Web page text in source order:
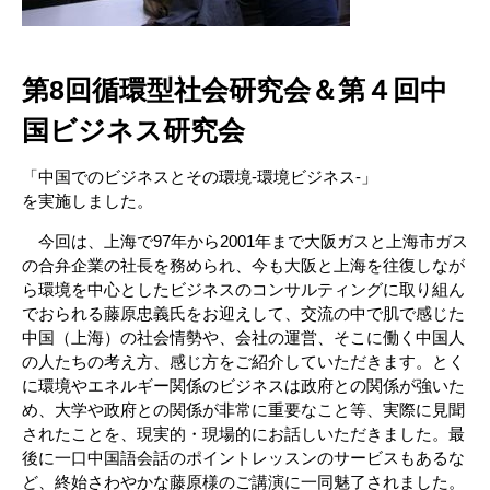
第8回循環型社会研究会＆第４回中
国ビジネス研究会
「中国でのビジネスとその環境-環境ビジネス-」
を実施しました。
今回は、上海で97年から2001年まで大阪ガスと上海市ガス
の合弁企業の社長を務められ、今も大阪と上海を往復しなが
ら環境を中心としたビジネスのコンサルティングに取り組ん
でおられる藤原忠義氏をお迎えして、交流の中で肌で感じた
中国（上海）の社会情勢や、会社の運営、そこに働く中国人
の人たちの考え方、感じ方をご紹介していただきます。とく
に環境やエネルギー関係のビジネスは政府との関係が強いた
め、大学や政府との関係が非常に重要なこと等、実際に見聞
されたことを、現実的・現場的にお話しいただきました。最
後に一口中国語会話のポイントレッスンのサービスもあるな
ど、終始さわやかな藤原様のご講演に一同魅了されました。